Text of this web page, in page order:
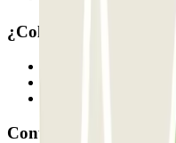
¿Colaboramos?
Contacto